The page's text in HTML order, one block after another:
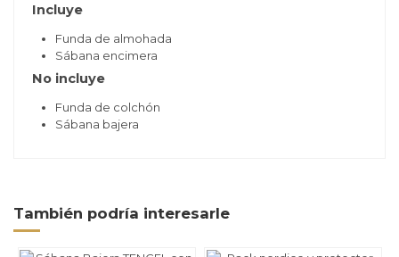
Incluye
Funda de almohada
Sábana encimera
No incluye
Funda de colchón
Sábana bajera
También podría interesarle